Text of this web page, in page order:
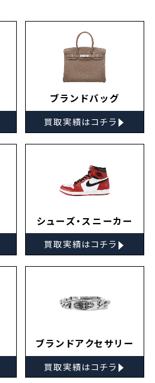
ブランドバッグ
買取実績はコチラ ▸
シューズ・スニーカー
買取実績はコチラ ▸
ブランドアクセサリー
買取実績はコチラ ▸